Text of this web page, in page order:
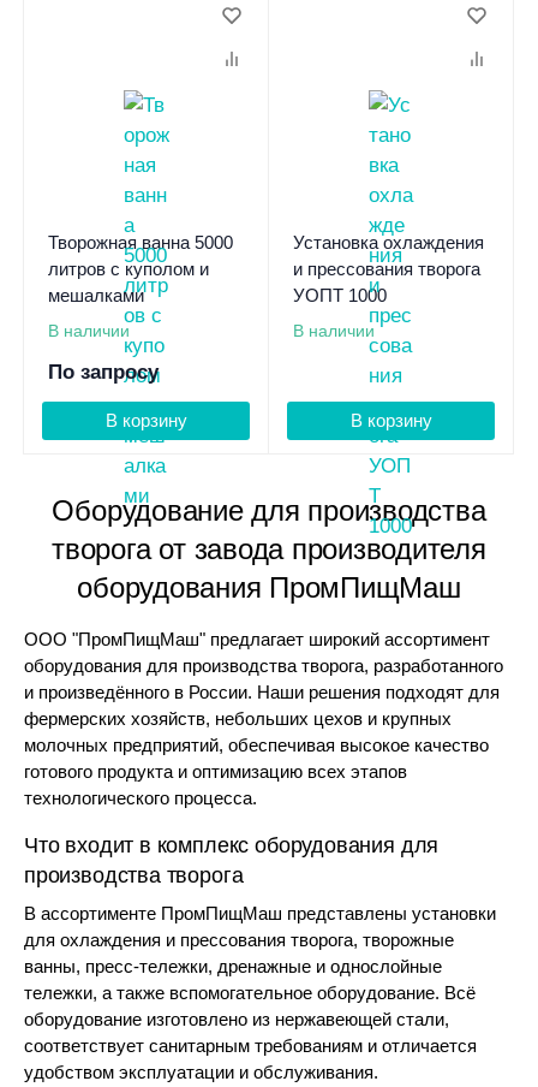
Творожная ванна 5000
литров с куполом и
мешалками
В наличии
По запросу
В корзину
Установка охлаждения
и прессования творога
УОПТ 1000
В наличии
В корзину
Оборудование для производства
творога от завода производителя
оборудования ПромПищМаш
ООО "ПромПищМаш" предлагает широкий ассортимент
оборудования для производства творога, разработанного
и произведённого в России. Наши решения подходят для
фермерских хозяйств, небольших цехов и крупных
молочных предприятий, обеспечивая высокое качество
готового продукта и оптимизацию всех этапов
технологического процесса.
Что входит в комплекс оборудования для
производства творога
В ассортименте ПромПищМаш представлены установки
для охлаждения и прессования творога, творожные
ванны, пресс-тележки, дренажные и однослойные
тележки, а также вспомогательное оборудование. Всё
оборудование изготовлено из нержавеющей стали,
соответствует санитарным требованиям и отличается
удобством эксплуатации и обслуживания.